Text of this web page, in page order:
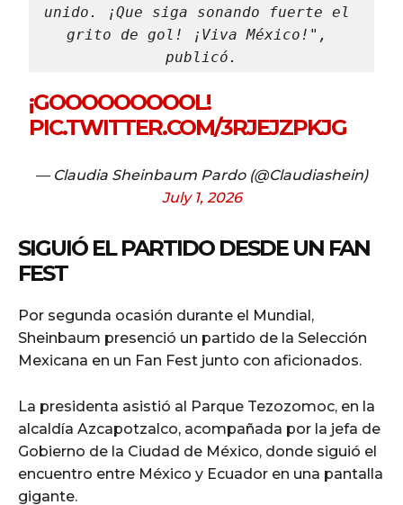
unido. ¡Que siga sonando fuerte el
grito de gol! ¡Viva México!",
publicó.
¡GOOOOOOOOOL!
PIC.TWITTER.COM/3RJEJZPKJG
— Claudia Sheinbaum Pardo (@Claudiashein)
July 1, 2026
SIGUIÓ EL PARTIDO DESDE UN FAN
FEST
Por segunda ocasión durante el Mundial,
Sheinbaum presenció un partido de la Selección
Mexicana en un Fan Fest junto con aficionados.
La presidenta asistió al Parque Tezozomoc, en la
alcaldía Azcapotzalco, acompañada por la jefa de
Gobierno de la Ciudad de México, donde siguió el
encuentro entre México y Ecuador en una pantalla
gigante.